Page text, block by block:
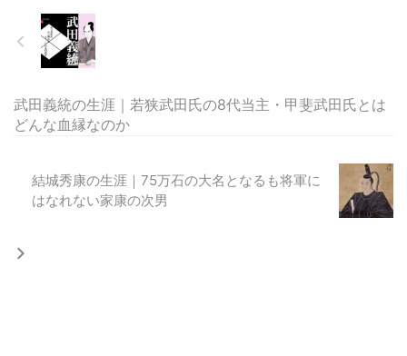
武田義統の生涯｜若狭武田氏の8代当主・甲斐武田氏とは
どんな血縁なのか
結城秀康の生涯｜75万石の大名となるも将軍に
はなれない家康の次男